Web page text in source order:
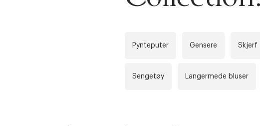
Pynteputer Gensere Skjerf
Sengetøy Langermede bluser
Få 10% på ditt